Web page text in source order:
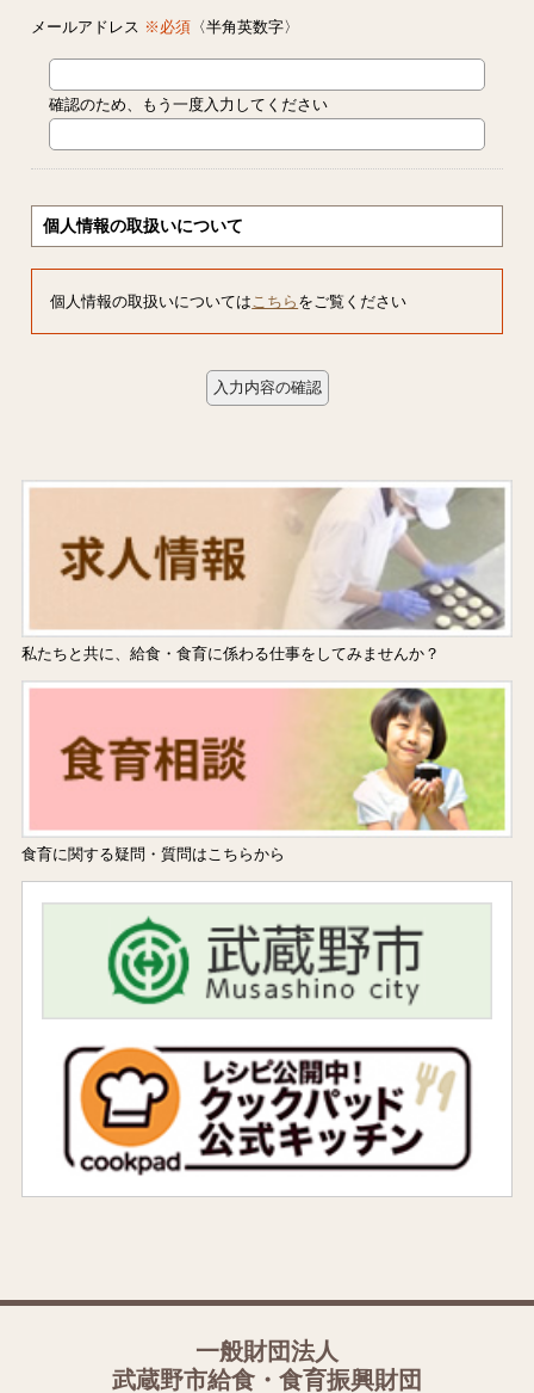
メールアドレス ※必須 〈半角英数字〉
確認のため、もう一度入力してください
個人情報の取扱いについて
個人情報の取扱いについてはこちら をご覧ください
私たちと共に、給食・食育に係わる仕事をしてみませんか？
食育に関する疑問・質問はこちらから
一般財団法人
武蔵野市給食・食育振興財団